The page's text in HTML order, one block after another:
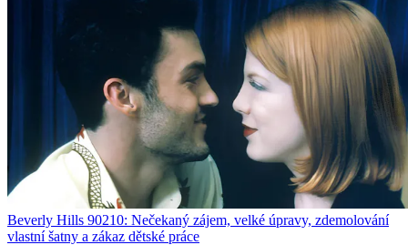
Beverly Hills 90210: Nečekaný zájem, velké úpravy, zdemolování
vlastní šatny a zákaz dětské práce